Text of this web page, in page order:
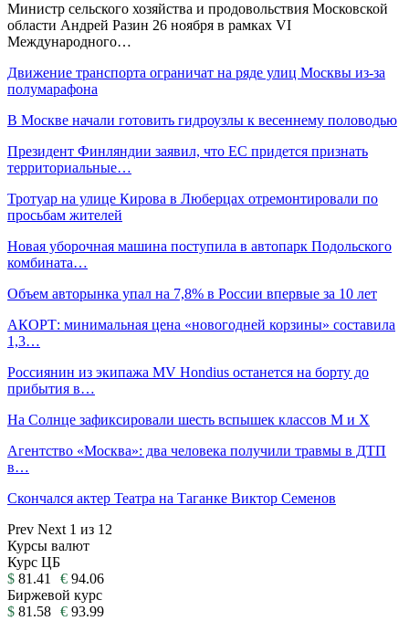
Министр сельского хозяйства и продовольствия Московской
области Андрей Разин 26 ноября в рамках VI
Международного…
Движение транспорта ограничат на ряде улиц Москвы из-за
полумарафона
В Москве начали готовить гидроузлы к весеннему половодью
Президент Финляндии заявил, что ЕС придется признать
территориальные…
Тротуар на улице Кирова в Люберцах отремонтировали по
просьбам жителей
Новая уборочная машина поступила в автопарк Подольского
комбината…
Объем авторынка упал на 7,8% в России впервые за 10 лет
АКОРТ: минимальная цена «новогодней корзины» составила
1,3…
Россиянин из экипажа MV Hondius останется на борту до
прибытия в…
На Солнце зафиксировали шесть вспышек классов М и Х
Агентство «Москва»: два человека получили травмы в ДТП
в…
Скончался актер Театра на Таганке Виктор Семенов
Prev Next 1 из 12
Курсы валют
Курс ЦБ
$ 81.41 € 94.06
Биржевой курс
$ 81.58 € 93.99